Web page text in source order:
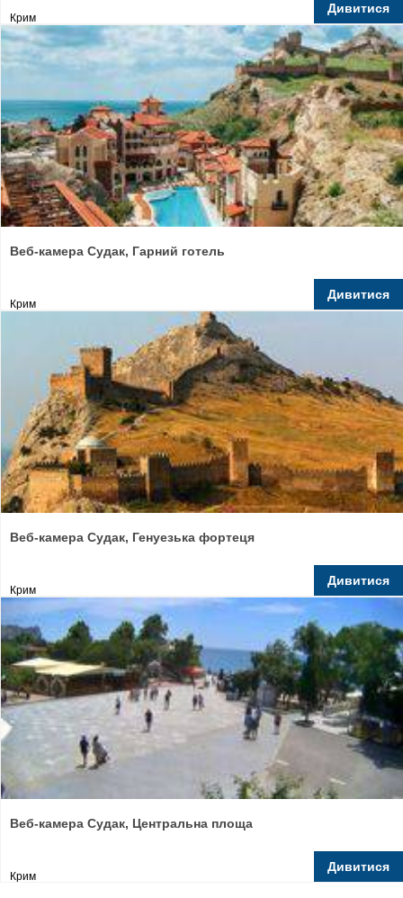
Крим
Дивитися
Веб-камера Судак, Гарний готель
Крим
Дивитися
Веб-камера Судак, Генуезька фортеця
Крим
Дивитися
Веб-камера Судак, Центральна площа
Крим
Дивитися